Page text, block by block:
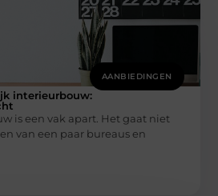
AANBIEDINGEN
interieurbouw:
is een vak apart. Het gaat niet
van een paar bureaus en